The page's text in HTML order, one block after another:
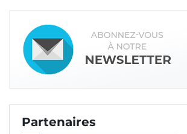
Partenaires